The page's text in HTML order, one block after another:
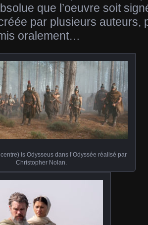
que l’oeuvre soit
par plusieurs auteurs,
oralement…
is Odysseus dans l’Odyssée réalisé par
Christopher Nolan.